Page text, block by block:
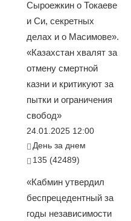
Сыроежкин о Токаеве
и Си, секретных
делах и о Масимове».
«Казахстан хвалят за
отмену смертной
казни и критикуют за
пытки и ограничения
свобод»
24.01.2025 12:00
День за днем
135 (42489)
«Кабмин утвердил
беспрецедентный за
годы независимости